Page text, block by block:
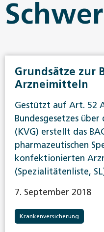
Grundsätze zur
Arzneimitteln
Gestützt auf Art. 52
Bundesgesetzes
(KVG) erstellt das
pharmazeutischen
konfektionierten
(Spezialitätenliste,
7. September 2018
Krankenversicherung